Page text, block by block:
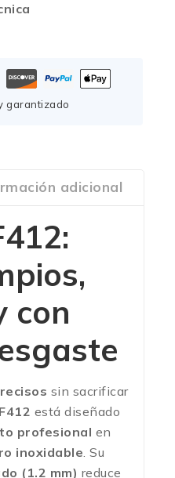
garantizado
adicional
con
sin sacrificar
está diseñado
profesional en
inoxidable. Su
(1.2 mm) reduce